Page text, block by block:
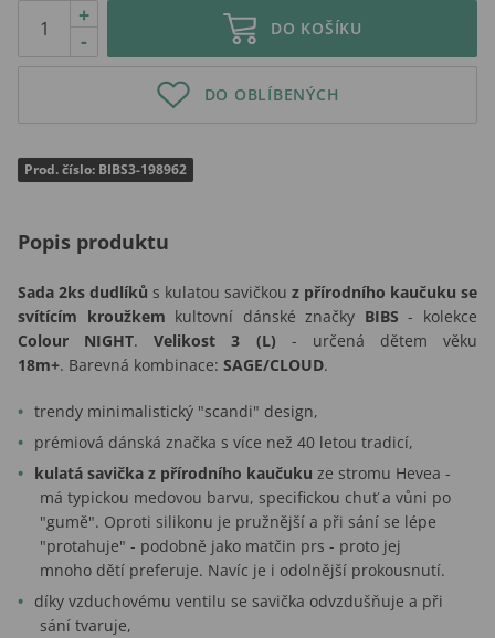
-
+
DO KOŠÍKU
DO OBLÍBENÝCH
Prod. číslo: BIBS3-198962
Popis produktu
Sada 2ks dudlíků s kulatou savičkou z přírodního kaučuku se
svítícím kroužkem kultovní dánské značky BIBS - kolekce
Colour NIGHT.Velikost 3 (L) - určená dětem věku
18m+. Barevná kombinace: SAGE/CLOUD.
trendy minimalistický "scandi" design,
prémiová dánská značka s více než 40 letou tradicí,
kulatá savička z přírodního kaučuku ze stromu Hevea -
má typickou medovou barvu, specifickou chuť a vůni po
"gumě". Oproti silikonu je pružnější a při sání se lépe
"protahuje" - podobně jako matčin prs - proto jej
mnoho dětí preferuje. Navíc je i odolnější prokousnutí.
díky vzduchovému ventilu se savička odvzdušňuje a při
sání tvaruje,